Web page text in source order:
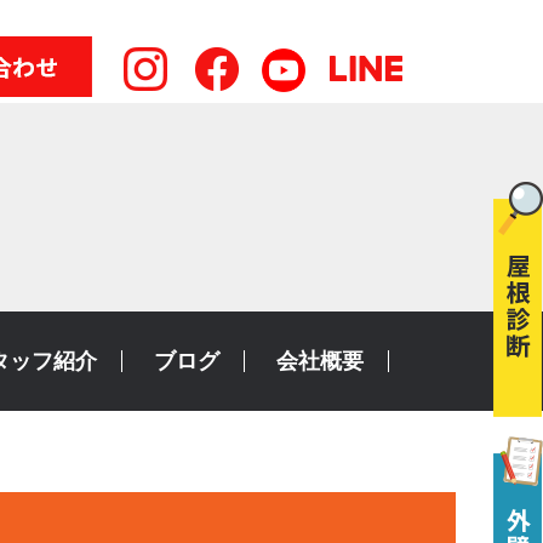
ッフ紹介 ブログ 会社概要